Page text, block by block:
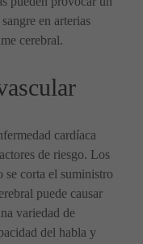
en arterias
cerebral.
cardíaca
de riesgo. Los
se corta el suministro
puede causar
variedad de
del habla y